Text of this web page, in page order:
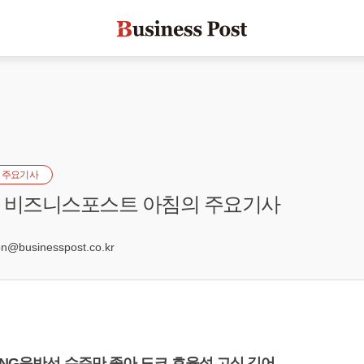
요기사
즈니스포스트 아침의 주요기사